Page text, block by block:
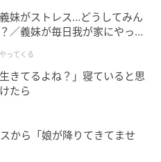
修繕積立費＋サービス維
かかってきます。当時、
明がありました。
妹がストレス…どうしてみん
／義妹が毎日我が家にやって
ってくる
きてるよね？」寝ていると思
たら
から「娘が降りてきてませ